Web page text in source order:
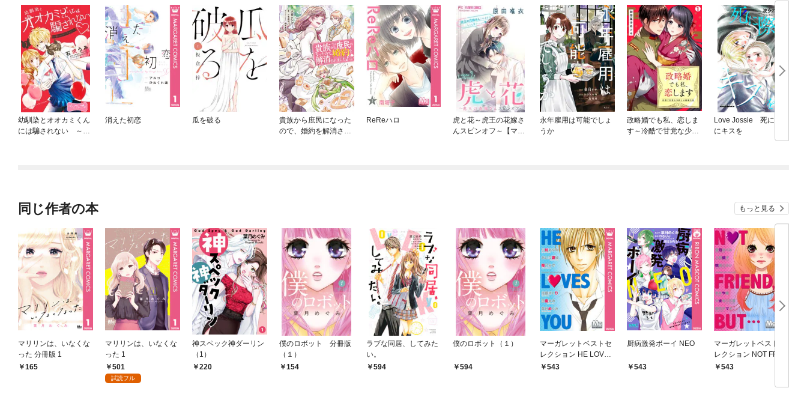
幼馴染とオオカミくん
には騙されない ～別
消えた初恋 瓜を破る
貴族から庶民になった
ので、婚約を解消され
ReReハロ
虎と花～虎王の花嫁さ
んスピンオフ～【マイ
永年雇用は可能でしょ
うか
政略婚でも私、恋しま
す～冷酷で甘党な少尉
Love Jossie 死に際
にキスを
同じ作者の本 もっと見る
マリリンは、いなくな
った 分冊版 1
165
マリリンは、いなくな
った 1
501
試読フル
神スペック神ダーリン
（1）
220
僕のロボット 分冊版
（１）
154
ラブな同居、してみた
い。
594
僕のロボット（１）
594
マーガレットベストセ
レクション HE LOVES
YOU
543
厨病激発ボーイ NEO
543
マーガレットベストセ
レクション NOT FRIE
ND，BUT…
543